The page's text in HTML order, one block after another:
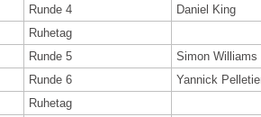
Runde 4
Daniel King
Ruhetag
Runde 5
Simon Williams
Runde 6
Yannick
Ruhetag